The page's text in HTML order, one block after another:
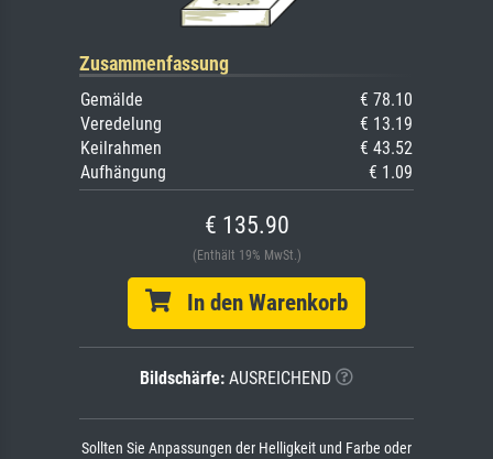
Zusammenfassung
Gemälde
€ 78.10
Veredelung
€ 13.19
Keilrahmen
€ 43.52
Aufhängung
€ 1.09
€ 135.90
(Enthält 19% MwSt.)
In den Warenkorb
Bildschärfe: AUSREICHEND
Sollten Sie Anpassungen der Helligkeit und Farbe oder